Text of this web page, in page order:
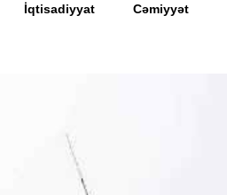
İqtisadiyyat Cəmiyyət